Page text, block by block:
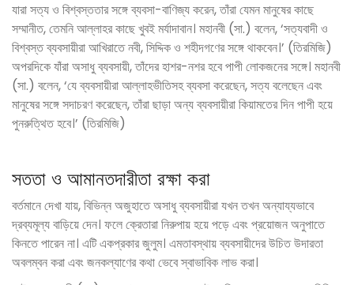
যারা সত্য ও বিশ্বস্ততার সঙ্গে ব্যবসা-বাণিজ্য করেন, তাঁরা যেমন মানুষের কাছে
সম্মানীত, তেমনি আল্লাহর কাছে খুবই মর্যাদাবান। মহানবী (সা.) বলেন, ‘সত্যবাদী ও
বিশ্বস্ত ব্যবসায়ীরা আখিরাতে নবী, সিদ্দিক ও শহীদগণের সঙ্গে থাকবেন।’ (তিরমিজি)
অপরদিকে যাঁরা অসাধু ব্যবসায়ী, তাঁদের হাশর-নশর হবে পাপী লোকজনের সঙ্গে। মহানবী
(সা.) বলেন, ‘যে ব্যবসায়ীরা আল্লাহভীতিসহ ব্যবসা করেছেন, সত্য বলেছেন এবং
মানুষের সঙ্গে সদাচরণ করেছেন, তাঁরা ছাড়া অন্য ব্যবসায়ীরা কিয়ামতের দিন পাপী হয়ে
পুনরুত্থিত হবে।’ (তিরমিজি)
সততা ও আমানতদারীতা রক্ষা করা
বর্তমানে দেখা যায়, বিভিন্ন অজুহাতে অসাধু ব্যবসায়ীরা যখন তখন অন্যায্যভাবে
দ্রব্যমূল্য বাড়িয়ে দেন। ফলে ক্রেতারা নিরুপায় হয়ে পড়ে এবং প্রয়োজন অনুপাতে
কিনতে পারেন না। এটি একপ্রকার জুলুম। এমতাবস্থায় ব্যবসায়ীদের উচিত উদারতা
অবলম্বন করা এবং জনকল্যাণের কথা ভেবে স্বাভাবিক লাভ করা।